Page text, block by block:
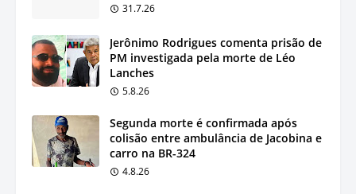
31.7.26
Jerônimo Rodrigues comenta prisão de
PM investigada pela morte de Léo
Lanches
5.8.26
Segunda morte é confirmada após
colisão entre ambulância de Jacobina e
carro na BR-324
4.8.26